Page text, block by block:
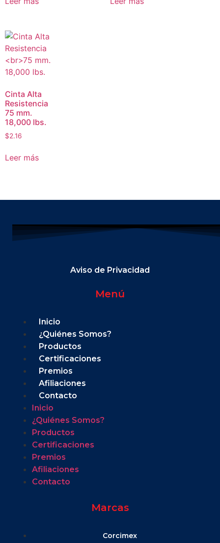
Cinta Alta
Resistencia
75 mm.
18,000 lbs.
$2.16
Leer más
Aviso de Privacidad
Menú
Inicio
¿Quiénes Somos?
Productos
Certificaciones
Premios
Afiliaciones
Contacto
Inicio
¿Quiénes Somos?
Productos
Certificaciones
Premios
Afiliaciones
Contacto
Marcas
Corcimex